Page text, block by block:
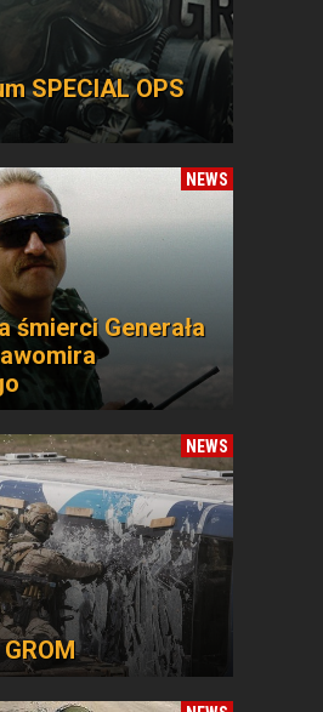
SPECIAL OPS
NEWS
śmierci Generała
NEWS